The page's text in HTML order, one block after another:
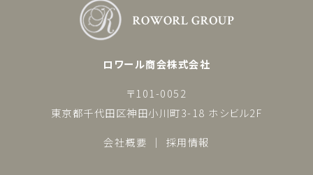
ロワール商会株式会社
〒101-0052
東京都千代田区神田小川町3-18 ホシビル2F
会社概要
採用情報